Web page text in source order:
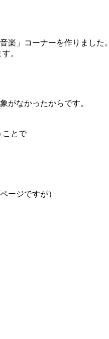
楽」コーナーを作りました。
。
がなかったからです。
ことで
ージですが）